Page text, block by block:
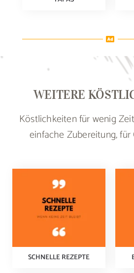
WEITERE
Köstlichkeiten für wenig
einfache Zubereitung,
SCHNELLE REZEPTE